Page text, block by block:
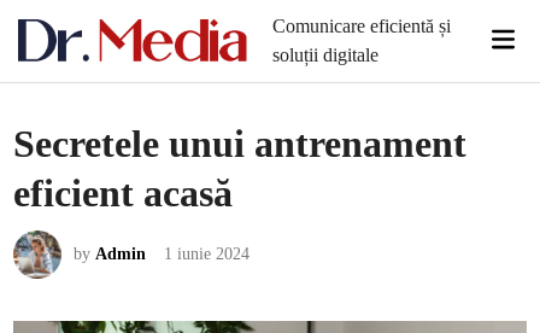
Comunicare eficientă și
soluții digitale
Secretele unui antrenament
eficient acasă
byAdmin 1 iunie 2024